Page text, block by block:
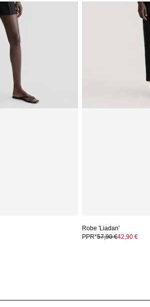
Robe 'Liadan'
PPR*57,90 €42,90 €